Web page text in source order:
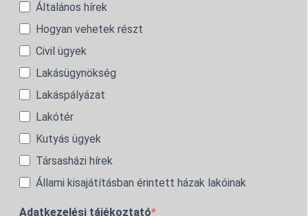
Általános hírek
Hogyan vehetek részt
Civil ügyek
Lakásügynökség
Lakáspályázat
Lakótér
Kutyás ügyek
Társasházi hírek
Állami kisajátításban érintett házak lakóinak
Adatkezelési tájékoztató